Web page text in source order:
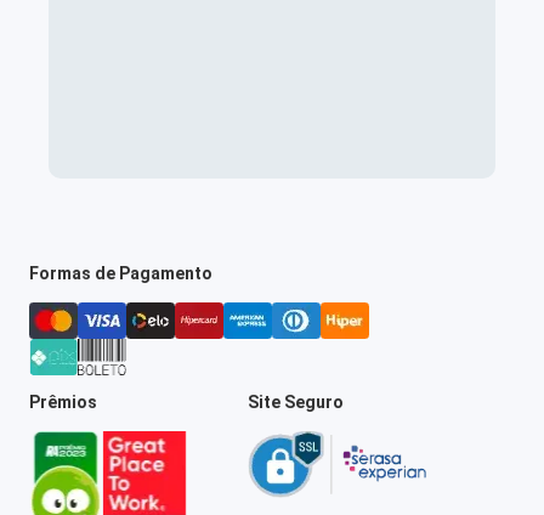
Formas de Pagamento
Prêmios Site Seguro